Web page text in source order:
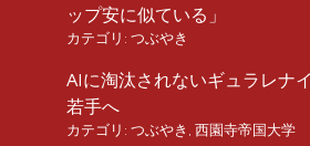
ップ安に似ている」
カテゴリ: つぶやき
AIに淘汰されないギュラレナ
若手へ
カテゴリ: つぶやき , 西園寺帝国大学